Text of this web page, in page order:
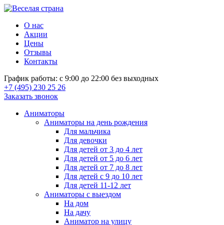
О нас
Акции
Цены
Отзывы
Контакты
График работы: с 9:00 до 22:00 без выходных
+7 (495) 230 25 26
Заказать звонок
Аниматоры
Аниматоры на день рождения
Для мальчика
Для девочки
Для детей от 3 до 4 лет
Для детей от 5 до 6 лет
Для детей от 7 до 8 лет
Для детей с 9 до 10 лет
Для детей 11-12 лет
Аниматоры с выездом
На дом
На дачу
Аниматор на улицу